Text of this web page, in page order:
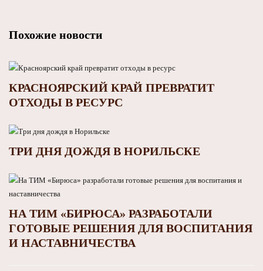
Похожие новости
КРАСНОЯРСКИЙ КРАЙ ПРЕВРАТИТ
ОТХОДЫ В РЕСУРС
ТРИ ДНЯ ДОЖДЯ В НОРИЛЬСКЕ
НА ТИМ «БИРЮСА» РАЗРАБОТАЛИ
ГОТОВЫЕ РЕШЕНИЯ ДЛЯ ВОСПИТАНИЯ
И НАСТАВНИЧЕСТВА